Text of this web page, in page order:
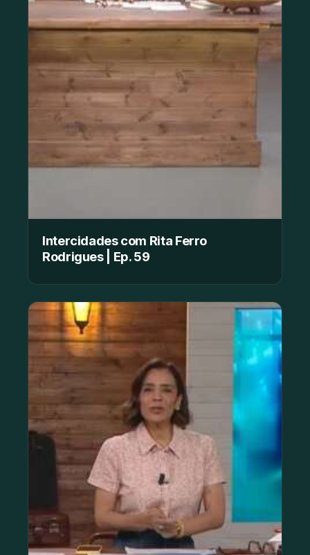
Intercidades com Rita Ferro
Rodrigues | Ep. 59